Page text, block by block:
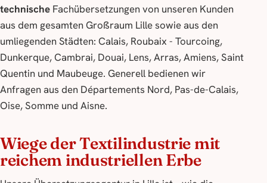
technische Fachübersetzungen von unseren Kunden
aus dem gesamten Großraum Lille sowie aus den
umliegenden Städten: Calais, Roubaix - Tourcoing,
Dunkerque, Cambrai, Douai, Lens, Arras, Amiens, Saint
Quentin und Maubeuge. Generell bedienen wir
Anfragen aus den Départements Nord, Pas-de-Calais,
Oise, Somme und Aisne.
Wiege der Textilindustrie mit
reichem industriellen Erbe